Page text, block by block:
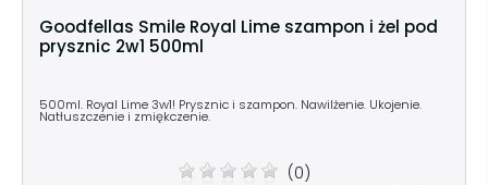
Goodfellas Smile Royal Lime szampon i żel pod
prysznic 2w1 500ml
500ml. Royal Lime 3w1! Prysznic i szampon. Nawilżenie. Ukojenie.
Natłuszczenie i zmiękczenie.
(0)